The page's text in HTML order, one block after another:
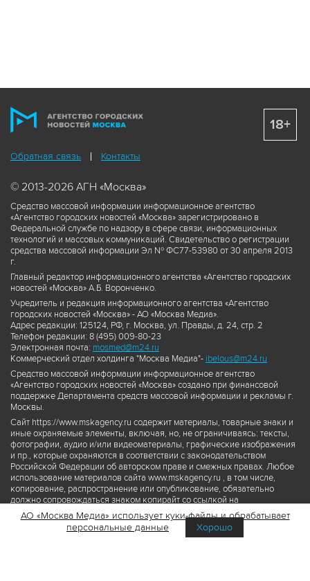
Обратная связь Контакты
© 2013-2026 АГН «Москва»
Средство массовой информации информационное агентство
«Агентство городских новостей «Москва» зарегистрировано в
Федеральной службе по надзору в сфере связи, информационных
технологий и массовых коммуникаций. Свидетельство о регистрации
средства массовой информации Эл № ФС77-53980 от 30 апреля 2013
г.
Главный редактор информационного агентства «Агентство городских
новостей «Москва» А.Б. Воронченко.
Учредитель и редакция информационного агентства «Агентство
городских новостей «Москва» - АО «Москва Медиа».
Адрес редакции: 125124, РФ, г. Москва, ул. Правды, д. 24, стр. 2
Телефон редакции: 8 (495) 009-80-23
Электронная почта: mosmed@m24.ru
Коммерческий отдел холдинга "Москва Медиа"- ibelous@m24.ru
Средство массовой информации информационное агентство
«Агентство городских новостей «Москва» создано при финансовой
поддержке Департамента средств массовой информации и рекламы г.
Москвы.
Сайт https://www.mskagency.ru содержит материалы, товарные знаки и
иные охраняемые элементы, включая, но, не ограничиваясь: тексты,
фотографии, аудио и/или видеоматериалы, графические изображения
и пр., которые охраняются в соответствии с законодательством
Российской Федерации об авторском праве и смежных правах. Любое
использование материалов сайта www.mskagency.ru , в том числе,
копирование, распространение или опубликование, обязательно
должно сопровождаться знаком копирайт со ссылкой на
правообладателя © АО «Москва Медиа», а также гиперссылкой на сайт
www.mskagency.ru как на первоисточник информации. Переработка
материалов сайта www.mskagency.ru не допускается.
18+
АО «Москва Медиа» использует куки-файлы и обрабатывает
персональные данные
Хорошо